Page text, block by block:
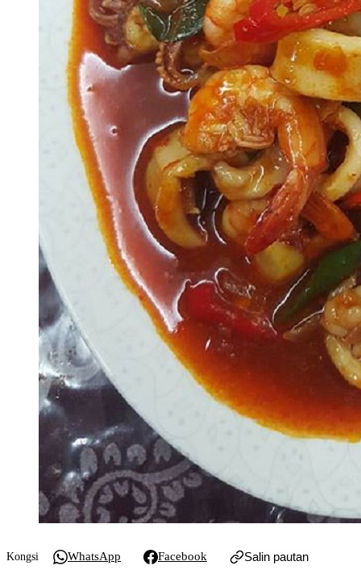
Kongsi WhatsApp Facebook Salin pautan